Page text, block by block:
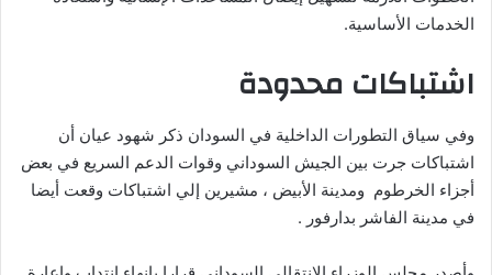
الخدمات الأساسية.
اشتباكات محدودة
وفي سياق التطورات الداخلية في السودان ذكر شهود عيان أن
اشتباكات جرت بين الجيش السوداني وقوات الدعم السريع في بعض
أجزاء الخرطوم ومدينة الأبيض ، مشيرين إلي اشتباكات وقعت أيضا
في مدينة الفاشر بدارفور .